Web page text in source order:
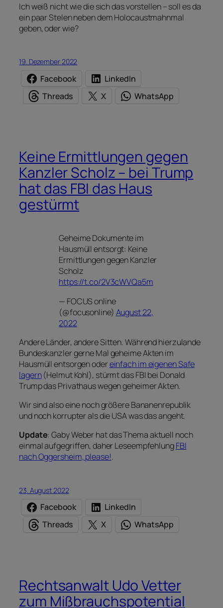
Ich weiß nicht wie die sich das vorstellen – soll es da
ein paar Stelen neben dem Holocaustmahnmal
geben, oder wie?
19. Dezember 2022
Facebook
LinkedIn
Threads
X WhatsApp
Keine Ermittlungen gegen
Kanzler Scholz – bei Trump
hat das FBI das Haus
gestürmt
Geheime Dokumente im
Hausmüll entsorgt: Keine
Ermittlungen gegen Kanzler
Scholz
https://t.co/2V3cWVQa5m
— FOCUS online
(@focusonline) August 22,
2022
Andere Länder, andere Sitten. Während hierzulande
Bundeskanzler gerne Mal geheime Akten im
Hausmüll entsorgen odereinfach im eigenen Safe
lagern(Helmut Kohl), stürmt das FBI bei Donald
Trump das Privathaus wegen geheimer Akten.
Wir sind also eine noch größere Bananenrepublik
und noch korrupter als die USA was das angeht.
Update: Gaby Weber hat das Thema aktuell noch
einmal aufgegriffen, daher LeseempfehlungFBI
nach Oggersheim, please!.
23. August 2022
Facebook
LinkedIn
Threads
X WhatsApp
Rechtsanwalt Udo Vetter
zum Mißbrauchspotential